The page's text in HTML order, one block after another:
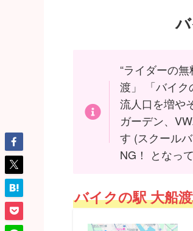
“ライダーの
渡」 「バイク
流人口を増や
ガーデン、
す (スクール
NG！ となっ
バイクの駅 大船